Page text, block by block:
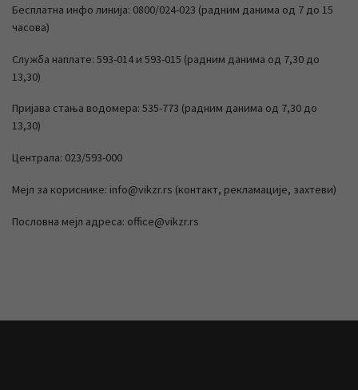
Бесплатна инфо линија: 0800/024-023 (радним данима од 7 до 15
часова)
Служба наплате: 593-014 и 593-015 (радним данима од 7,30 до
13,30)
Пријава стања водомера: 535-773 (радним данима од 7,30 до
13,30)
Централа: 023/593-000
Мејл за кориснике: info@vikzr.rs (контакт, рекламације, захтеви)
Пословна мејл адреса: office@vikzr.rs